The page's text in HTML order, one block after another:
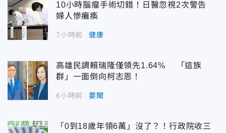
10小時腦瘤手術切錯！日醫忽視2次警告
婦人慘癱瘓
7小時前 健康
高雄民調賴瑞隆僅領先1.64% 「這族
群」一面倒向柯志恩！
6小時前 要聞
「0到18歲年領6萬」沒了？！行政院收三